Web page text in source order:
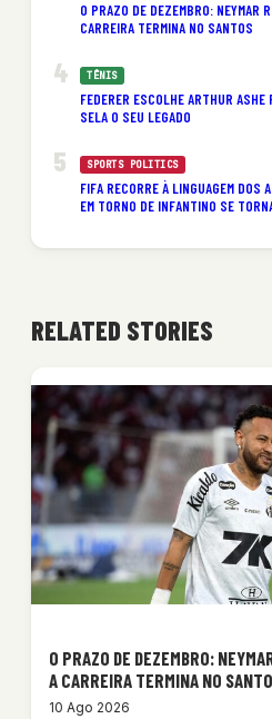
O PRAZO DE DEZEMBRO: NEYMAR
CARREIRA TERMINA NO SANTOS
TÊNIS
FEDERER ESCOLHE ARTHUR ASHE
SELA O SEU LEGADO
SPORTS POLITICS
FIFA RECORRE À LINGUAGEM DOS
EM TORNO DE INFANTINO SE
RELATED STORIES
O PRAZO DE DEZEMBRO:
A CARREIRA TERMINA NO
10 Ago 2026